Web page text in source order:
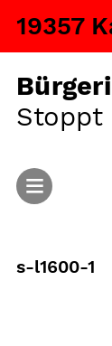
Stoppt
s-l1600-1
19357